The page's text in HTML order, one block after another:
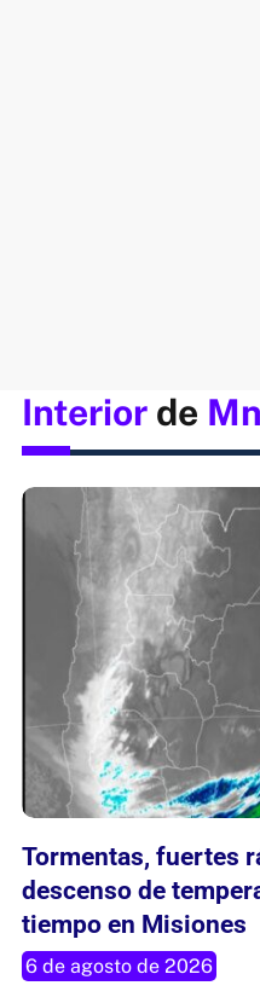
Interior de
Tormentas, fuertes
descenso de
tiempo en Misiones
6 de agosto de 2026